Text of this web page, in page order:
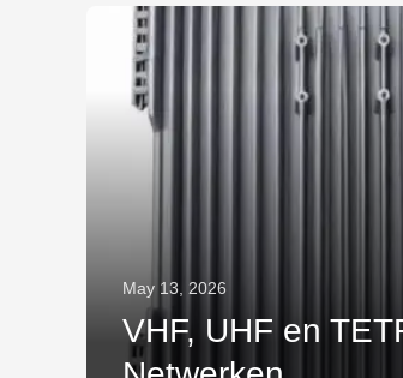
May 13, 2026
VHF, UHF en